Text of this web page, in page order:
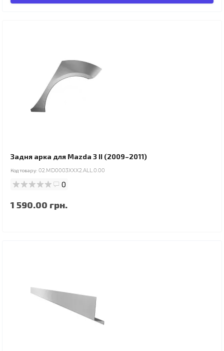
Задня арка для Mazda 3 II (2009–2011)
Код товару: 02.MD0003XXX2.ALL.0.00
0
1 590.00 грн.